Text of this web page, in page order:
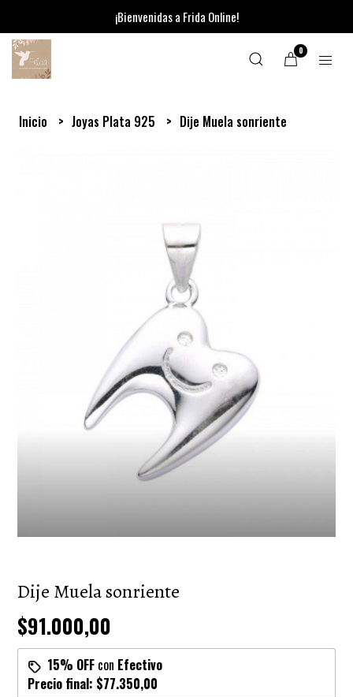
¡Bienvenidas a Frida Online!
0
Inicio Joyas Plata 925 Dije Muela sonriente
Dije Muela sonriente
$91.000,00
15% OFF con Efectivo
Precio final: $77.350,00